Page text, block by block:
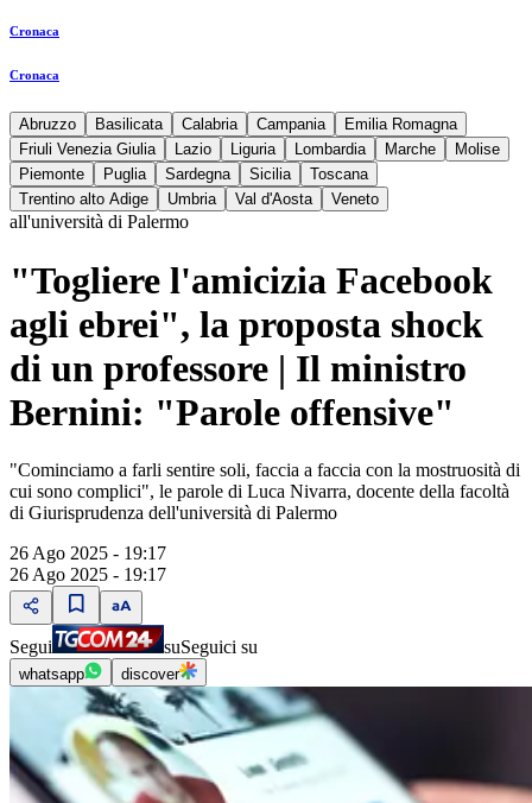
Cronaca
Cronaca
Abruzzo Basilicata Calabria Campania
Emilia Romagna
Friuli Venezia Giulia
Lazio Liguria Lombardia Marche
Molise
Piemonte
Puglia Sardegna Sicilia
Toscana
Trentino alto Adige
Umbria Val d'Aosta Veneto
all'università di Palermo
"Togliere l'amicizia Facebook
agli ebrei", la proposta shock
di un professore | Il ministro
Bernini: "Parole offensive"
"Cominciamo a farli sentire soli, faccia a faccia con la mostruosità di
cui sono complici", le parole di Luca Nivarra, docente della facoltà
di Giurisprudenza dell'università di Palermo
26 Ago 2025 - 19:17
26 Ago 2025 - 19:17
Segui suSeguici su
whatsapp discover